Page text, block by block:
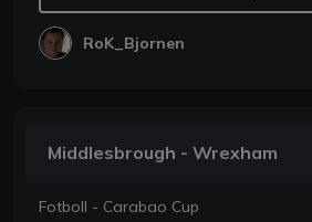
RoK_Bjornen
Middlesbrough - Wrexham
Fotboll - Carabao Cup